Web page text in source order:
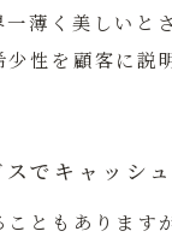
薄く美しいと
性を顧客に説
でキャッシ
ともあります